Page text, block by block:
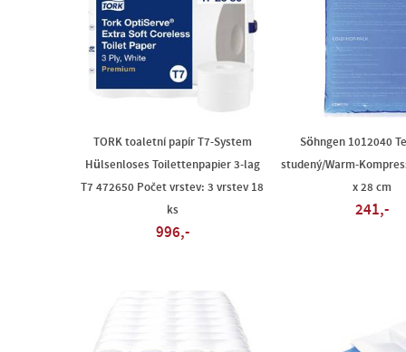
TORK toaletní papír T7-System
Hülsenloses Toilettenpapier 3-lag
T7 472650 Počet vrstev: 3 vrstev 18
ks
996,-
Söhngen 1012040
studený/Warm-
x 28 cm
241,-